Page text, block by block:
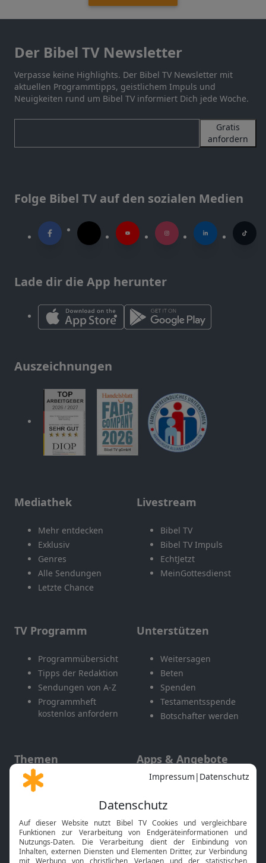
Der Bibel TV Newsletter
Verpasse keine Highlights. Der Bibel TV Newsletter mit
aktuellen Programmtipps, geistlichem Impuls und
Neuigkeiten rund um Bibel TV informiert Dich jede Woche.
Gratis
anfordern
Folge Bibel TV auf den sozialen Medien
Lade dir die App herunter
Auszeichnungen
Mediathek
Mehr entdecken
Exklusiv
Genres
Alle Sendungen
Letzte Chance
Livestream
Bibel TV
Bibel TV Impuls
EchtJetzt
MeinGottesdienst
TV Programm
Programmübersicht
Tipps der Redaktion
Sendungen von A-Z
Programmheft
kostenlos anfordern
Unterstützen
Weitersagen
Beten
Spenden
Testamentsspende
Botschafter werden
Themen
Gott und Bibel erklärt
Neuigkeiten
Apps & Angebote
Mobile App
Smart TV
HbbTV
Bibelthek Online-Bibel